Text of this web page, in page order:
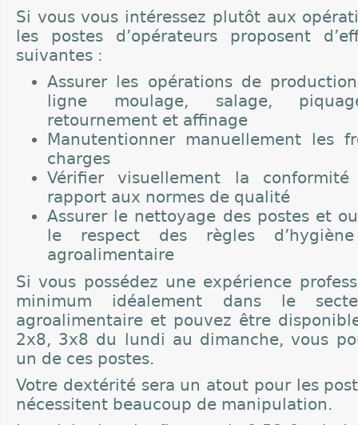
Si vous vous intéressez plutôt aux
les postes d’opérateurs proposent
suivantes :
Assurer les opérations de
ligne moulage, salage,
retournement et affinage
Manutentionner manuellement les
charges
Vérifier visuellement la
rapport aux normes de qualité
Assurer le nettoyage des postes et
le respect des règles
agroalimentaire
Si vous possédez une expérience
minimum idéalement dans le
agroalimentaire et pouvez être
2x8, 3x8 du lundi au dimanche, vous
un de ces postes.
Votre dextérité sera un atout pour les
nécessitent beaucoup de manipulation.